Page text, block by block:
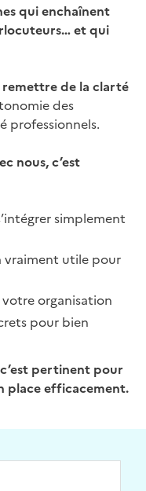
qui enchaînent
et qui
remettre de la clarté
des
professionnels.
nous, c’est
simplement
vraiment utile pour
organisation
pour bien
pertinent pour
place efficacement.